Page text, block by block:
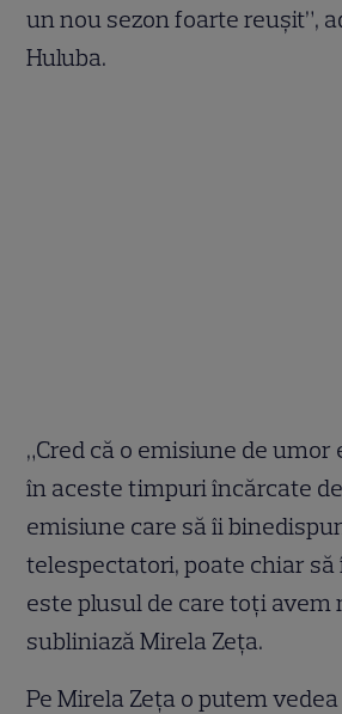
un nou sezon foarte reuşit”,
Huluba.
„Cred că o emisiune de umor
în aceste timpuri încărcate
emisiune care să îi
telespectatori, poate chiar să
este plusul de care toți avem
subliniază Mirela Zeţa.
Pe Mirela Zeţa o putem